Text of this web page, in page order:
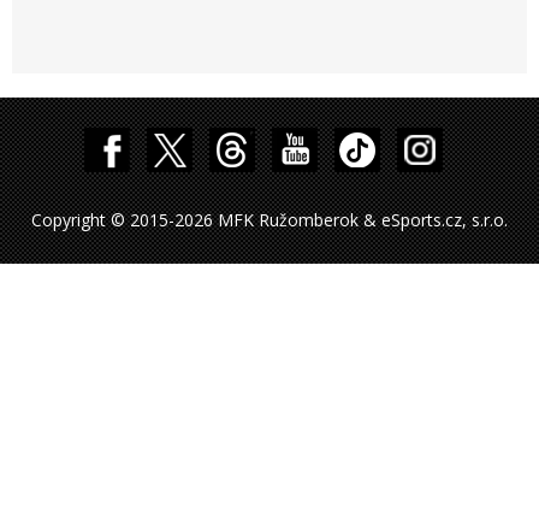
Copyright © 2015-2026 MFK Ružomberok & eSports.cz, s.r.o.